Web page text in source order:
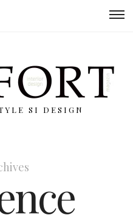
SI DESIGN